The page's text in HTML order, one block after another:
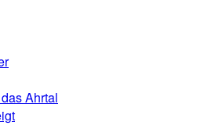
Ahrtal